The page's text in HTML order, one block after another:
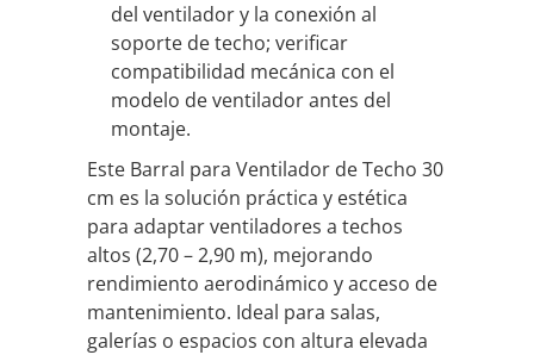
del ventilador y la conexión al
soporte de techo; verificar
compatibilidad mecánica con el
modelo de ventilador antes del
montaje.
Este Barral para Ventilador de Techo 30
cm es la solución práctica y estética
para adaptar ventiladores a techos
altos (2,70 – 2,90 m), mejorando
rendimiento aerodinámico y acceso de
mantenimiento. Ideal para salas,
galerías o espacios con altura elevada